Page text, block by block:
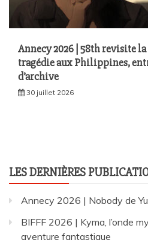
Annecy 2026 | 58th revisite
tragédie aux Philippines,
d’archive
30 juillet 2026
LES DERNIÈRES
Annecy 2026 | Nobody de
BIFFF 2026 | Kyma, l’onde
aventure fantastique